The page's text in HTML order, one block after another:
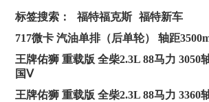
标签搜索： 福特福克斯 福特新车
717微卡 汽油单排（后单轮） 轴距
王牌佑狮 重载版 全柴2.3L 88马力 3050
国Ⅴ
王牌佑狮 重载版 全柴2.3L 88马力 3360